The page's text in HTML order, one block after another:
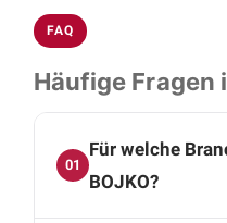
FAQ
Häufige Fragen
01
Für welche
BOJKO?